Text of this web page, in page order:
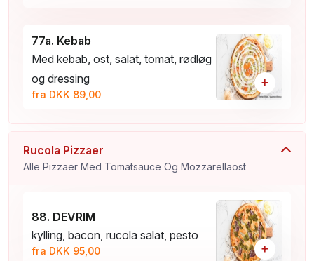
77a. Kebab
Med kebab, ost, salat, tomat, rødløg
og dressing
fra DKK 89,00
+
Rucola Pizzaer
Alle Pizzaer Med Tomatsauce Og Mozzarellaost
88. DEVRIM
kylling, bacon, rucola salat, pesto
fra DKK 95,00 +